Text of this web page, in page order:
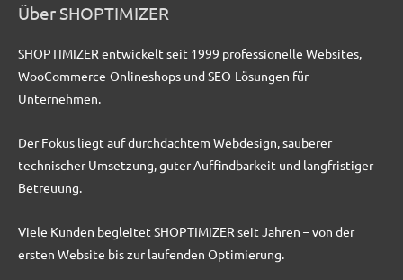
Über SHOPTIMIZER
SHOPTIMIZER entwickelt seit 1999 professionelle Websites,
WooCommerce-Onlineshops und SEO-Lösungen für
Unternehmen.
Der Fokus liegt auf durchdachtem Webdesign, sauberer
technischer Umsetzung, guter Auffindbarkeit und langfristiger
Betreuung.
Viele Kunden begleitet SHOPTIMIZER seit Jahren – von der
ersten Website bis zur laufenden Optimierung.